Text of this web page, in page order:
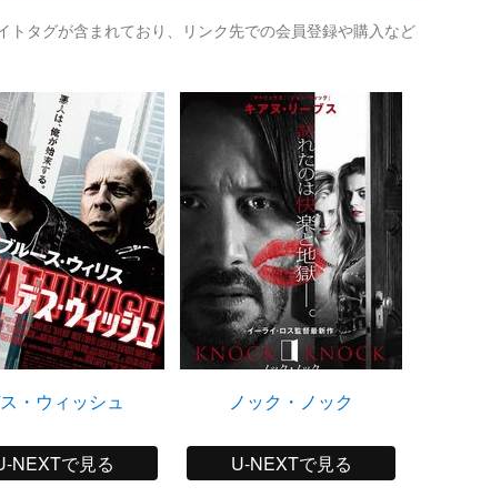
タグが含まれており、リンク先での会員登録や購入など
・ウィッシュ
NEXTで見る
ノック・ノック
U-NEXTで見る